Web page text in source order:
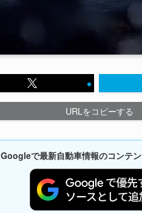
URLをコピーする
Googleで最新自動車情報のコンテ